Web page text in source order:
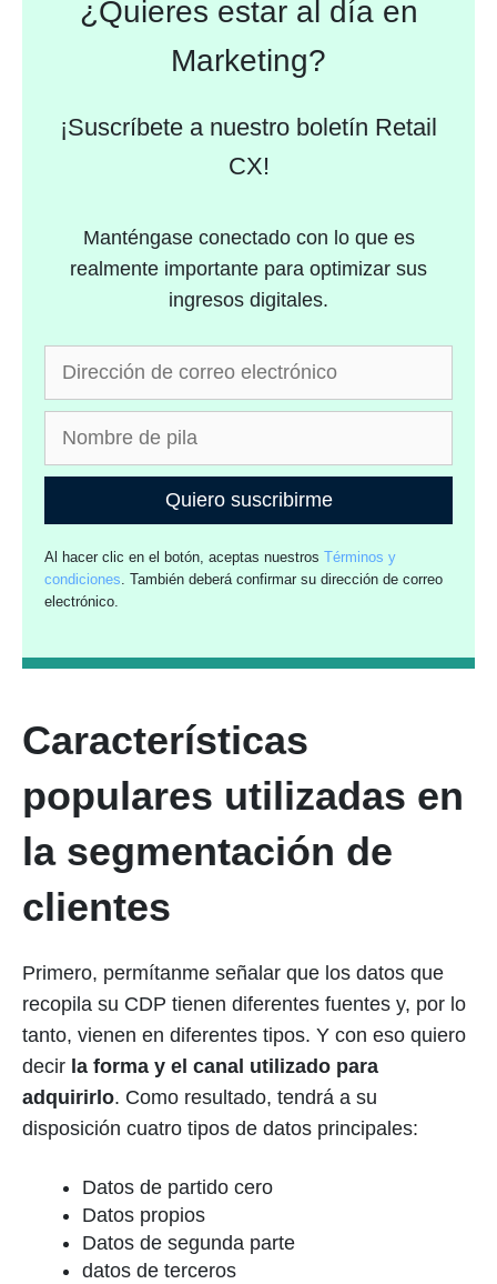
¿Quieres estar al día en
Marketing?
¡Suscríbete a nuestro boletín Retail
CX!
Manténgase conectado con lo que es
realmente importante para optimizar sus
ingresos digitales.
Quiero suscribirme
Al hacer clic en el botón, aceptas nuestrosTérminos y
condiciones. También deberá confirmar su dirección de correo
electrónico.
Características
populares utilizadas en
la segmentación de
clientes
Primero, permítanme señalar que los datos que
recopila su CDP tienen diferentes fuentes y, por lo
tanto, vienen en diferentes tipos. Y con eso quiero
decir la forma y el canal utilizado para
adquirirlo. Como resultado, tendrá a su
disposición cuatro tipos de datos principales:
Datos de partido cero
Datos propios
Datos de segunda parte
datos de terceros